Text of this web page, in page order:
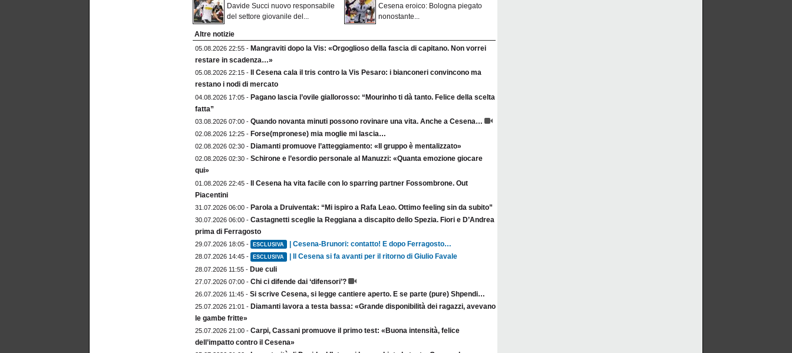
Davide Succi nuovo responsabile
del settore giovanile del...
Cesena eroico: Bologna piegato
nonostante...
Altre notizie
05.08.2026 22:55 - Mangraviti dopo la Vis: «Orgoglioso della fascia di capitano. Non vorrei
restare in scadenza…»
05.08.2026 22:15 -
Il Cesena cala il tris contro la Vis Pesaro: i bianconeri convincono ma
restano i nodi di mercato
04.08.2026 17:05 - Pagano lascia l’ovile giallorosso: “Mourinho ti dà tanto. Felice della scelta
fatta”
03.08.2026 07:00 - Quando novanta minuti possono rovinare una vita. Anche a Cesena…
02.08.2026 12:25 - Forse(mpronese) mia moglie mi lascia…
02.08.2026 02:30 - Diamanti promuove l’atteggiamento: «Il gruppo è mentalizzato»
02.08.2026 02:30 - Schirone e l’esordio personale al Manuzzi: «Quanta emozione giocare
qui»
01.08.2026 22:45 - Il Cesena ha vita facile con lo sparring partner Fossombrone. Out
Piacentini
31.07.2026 06:00 - Parola a Druiventak: “Mi ispiro a Rafa Leao. Ottimo feeling sin da subito”
30.07.2026 06:00 - Castagnetti sceglie la Reggiana a discapito dello Spezia. Fiori e D’Andrea
prima di Ferragosto
29.07.2026 18:05 - ESCLUSIVA | Cesena-Brunori: contatto! E dopo Ferragosto…
28.07.2026 14:45 - ESCLUSIVA | Il Cesena si fa avanti per il ritorno di Giulio Favale
28.07.2026 11:55 - Due culi
27.07.2026 07:00 - Chi ci difende dai ‘difensori’?
26.07.2026 11:45 - Si scrive Cesena, si legge cantiere aperto. E se parte (pure) Shpendi…
25.07.2026 21:01 - Diamanti lavora a testa bassa: «Grande disponibilità dei ragazzi, avevano
le gambe fritte»
25.07.2026 21:00 - Carpi, Cassani promuove il primo test: «Buona intensità, felice
dell’impatto contro il Cesena»